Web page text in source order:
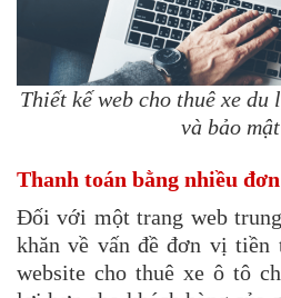
Thiết kế web cho thuê xe
và bảo
Thanh toán bằng nhiều
Đối với một trang web
khăn về vấn đề đơn vị tiền
website cho thuê xe ô tô